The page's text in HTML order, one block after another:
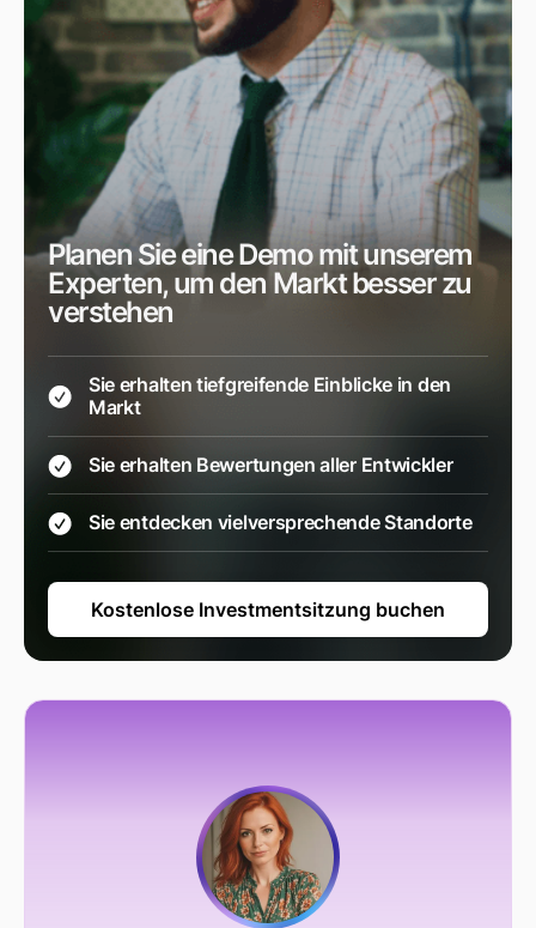
Planen Sie eine Demo mit unserem
Experten, um den Markt besser zu
verstehen
Sie erhalten tiefgreifende Einblicke in den
Markt
Sie erhalten Bewertungen aller Entwickler
Sie entdecken vielversprechende Standorte
Kostenlose Investmentsitzung buchen